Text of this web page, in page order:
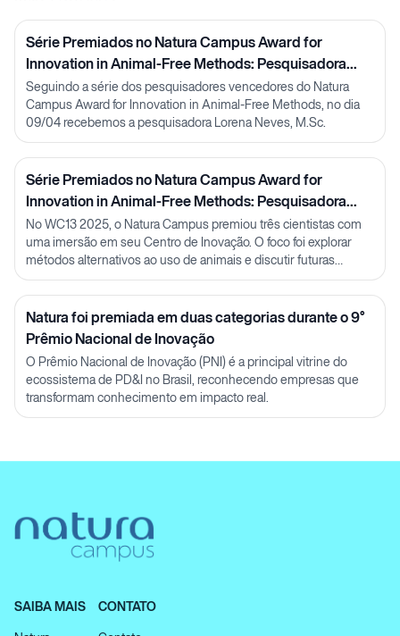
Série Premiados no Natura Campus Award for
Innovation in Animal-Free Methods: Pesquisadora
Lorena Neves
Seguindo a série dos pesquisadores vencedores do Natura
Campus Award for Innovation in Animal-Free Methods, no dia
09/04 recebemos a pesquisadora Lorena Neves, M.Sc.
Série Premiados no Natura Campus Award for
Innovation in Animal-Free Methods: Pesquisadora
Julia Carnelós
No WC13 2025, o Natura Campus premiou três cientistas com
uma imersão em seu Centro de Inovação. O foco foi explorar
métodos alternativos ao uso de animais e discutir futuras
parcerias em P&D.
Natura foi premiada em duas categorias durante o 9°
Prêmio Nacional de Inovação
O Prêmio Nacional de Inovação (PNI) é a principal vitrine do
ecossistema de PD&I no Brasil, reconhecendo empresas que
transformam conhecimento em impacto real.
SAIBA MAIS
CONTATO